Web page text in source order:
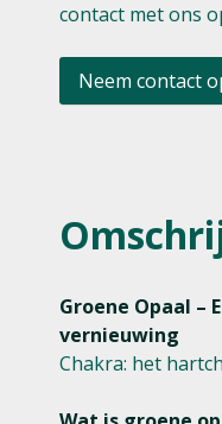
contact met ons
Neem contact
Groene Opaal –
vernieuwing
Chakra: het